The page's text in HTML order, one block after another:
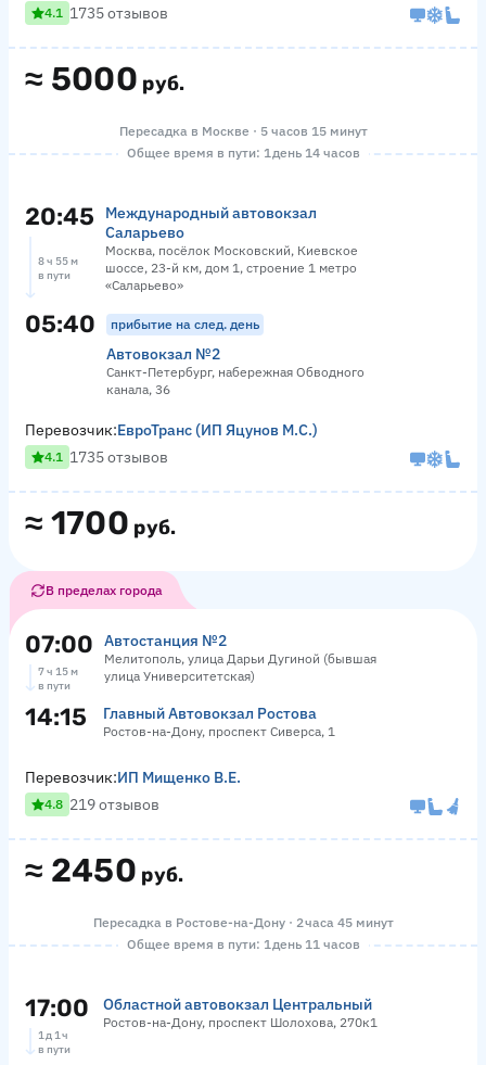
≈ 5000 руб.
4.1 1735 отзывов
Пересадка в Москве · 5 часов 15 минут
Общее время в пути: 1 день 14 часов
20:45
Международный автовокзал
Саларьево
Москва, посёлок Московский, Киевское
шоссе, 23-й км, дом 1, строение 1 метро
«Саларьево»
8 ч 55 м
в пути
05:40 прибытие на след. день
Автовокзал №2
Санкт-Петербург, набережная Обводного
канала, 36
≈ 1700 руб.
Перевозчик:ЕвроТранс (ИП Яцунов М.С.)
4.1 1735 отзывов
В пределах города
07:00 Автостанция №2
Мелитополь, улица Дарьи Дугиной (бывшая
улица Университетская)
7 ч 15 м
в пути
14:15 Главный Автовокзал Ростова
Ростов-на-Дону, проспект Сиверса, 1
≈ 2450 руб.
Перевозчик:ИП Мищенко В.Е.
4.8 219 отзывов
Пересадка в Ростове-на-Дону · 2 часа 45 минут
Общее время в пути: 1 день 11 часов
17:00 Областной автовокзал Центральный
Ростов-на-Дону, проспект Шолохова, 270к1
1 д 1 ч
в пути